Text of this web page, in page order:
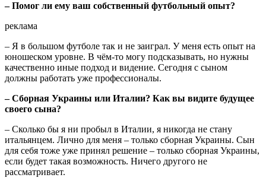
– Помог ли ему ваш собственный футбольный опыт?
реклама
– Я в большом футболе так и не заиграл. У меня есть опыт на
юношеском уровне. В чём-то могу подсказывать, но нужны
качественно иные подход и видение. Сегодня с сыном
должны работать уже профессионалы.
– Сборная Украины или Италии? Как вы видите будущее
своего сына?
– Сколько бы я ни пробыл в Италии, я никогда не стану
итальянцем. Лично для меня – только сборная Украины. Сын
для себя тоже уже принял решение – только сборная Украины,
если будет такая возможность. Ничего другого не
рассматривает.